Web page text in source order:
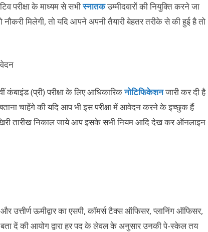
परीक्षा के माध्यम से सभीस्नातकउम्मीदवारों की नियुक्ति करने जा
मिलेगी, तो यदि आपने अपनी तैयारी बेहतर तरीके से की हुई है तो
(प्री) परीक्षा के लिए आधिकारिकनोटिफिकेशनजारी कर दी है
चाहेंगे की यदि आप भी इस परीक्षा में आवेदन करने के इच्छुक हैं
तारीख निकाल जाये आप इसके सभी नियम आदि देख कर ऑनलाइन
उत्तीर्ण ऊमीद्वार का एसपी, कॉमर्स टैक्स ऑफिसर, प्लानिंग ऑफिसर,
दें की आयोग द्वारा हर पद के लेवल के अनुसार उनकी पे-स्केल तय